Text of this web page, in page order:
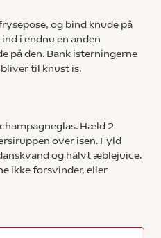
og bind knude på
i endnu en anden
på den. Bank isterningerne
bliver til knust is.
Hæld 2
over isen. Fyld
og halvt æblejuice.
ikke forsvinder, eller